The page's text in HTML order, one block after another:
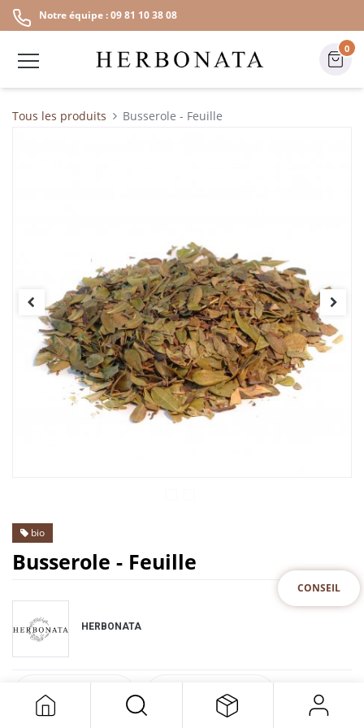
Notre équipe : 09 81 10 38 08
0
CONSEIL
Tous les produits Busserole - Feuille
bio
Busserole - Feuille
HERBONATA
DESCRIPTION SPECIFICATION